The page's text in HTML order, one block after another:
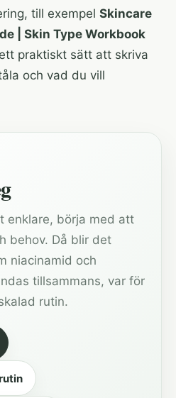
till exempel Skincare
| Skin Type Workbook
praktiskt sätt att skriva
och vad du vill
enklare, börja med att
behov. Då blir det
niacinamid och
tillsammans, var för
rutin.